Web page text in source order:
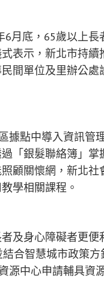
月底，65歲以上
表示，新北市持
間單位及里辦公
據點中導入資訊管
「銀髮聯絡簿」
顧關懷網，新北
學相關課程。
及身心障礙者更
合智慧城市政策方
源中心申請輔具資